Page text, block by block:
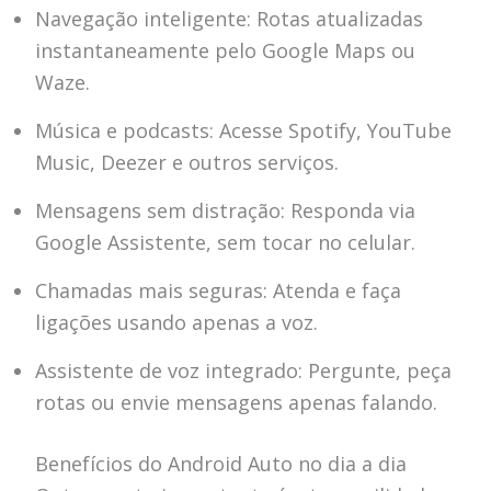
Navegação inteligente: Rotas atualizadas
instantaneamente pelo Google Maps ou
Waze.
Música e podcasts: Acesse Spotify, YouTube
Music, Deezer e outros serviços.
Mensagens sem distração: Responda via
Google Assistente, sem tocar no celular.
Chamadas mais seguras: Atenda e faça
ligações usando apenas a voz.
Assistente de voz integrado: Pergunte, peça
rotas ou envie mensagens apenas falando.
Benefícios do Android Auto no dia a dia